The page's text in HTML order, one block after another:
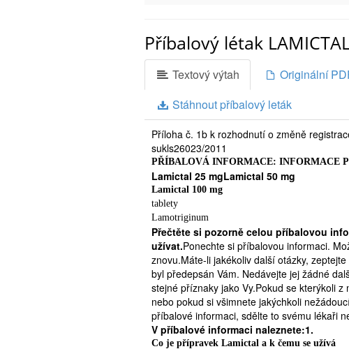
Příbalový létak
Textový výtah
Originální
Stáhnout příbalový leták
Příloha č. 1b k rozhodnutí o změně
sukls26023/2011
PŘÍBALOVÁ INFORMACE: INFORMACE
Lamictal 25 mgLamictal 50 mg
Lamictal 100 mg
tablety
Lamotriginum
Přečtěte si pozorně celou příbalovou
užívat.Ponechte si příbalovou informaci.
znovu.Máte-li jakékoliv další otázky,
byl předepsán Vám. Nedávejte jej žádné
stejné příznaky jako Vy.Pokud se kterýkoli
nebo pokud si všimnete jakýchkoli
příbalové informaci, sdělte to svému lékaři
V příbalové informaci naleznete:1.
Co je přípravek Lamictal a k čemu se užívá